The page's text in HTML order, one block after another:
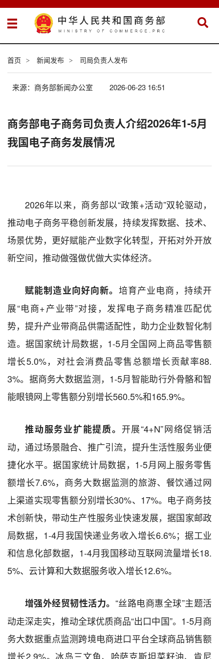
首页 > 新闻发布 > 司局负责人发布
来源：商务部新闻办公室 2026-06-23 16:51
商务部电子商务司负责人介绍2026年1-5月
我国电子商务发展情况
2026年以来，商务部以“政策+活动”双轮驱动，
推动电子商务平稳创新发展，持续发挥数据、技术、
场景优势，更好赋能产业数字化转型，开拓对外开放
新空间，推动做强做优做大实体经济。
赋能制造业向好向新。 培育产业电商，持续开
展“电商+产业带”对接，发挥电子商务精准匹配优
势，提升产业带商品供需适配性，助力企业数智化制
造。据国家统计局数据，1-5月全国网上商品零售额
增长5.0%，对社会消费品零售总额增长贡献率88.
3%。据商务大数据监测，1-5月智能助行外骨骼和智
能眼镜网上零售额分别增长560.5%和165.9%。
推动服务业扩能提质。 开展“4+N”网络促销活
动，通过场景融合、推广引流，提升生活性服务业便
捷化水平。据国家统计局数据，1-5月网上服务零售
额增长7.6%，商务大数据监测的旅游、餐饮通过网
上渠道实现零售额分别增长30%、17%。电子商务技
术创新快，带动生产性服务业快速发展，据国家邮政
局数据，1-4月我国快递业务收入增长6.6%；据工业
和信息化部数据，1-4月我国移动互联网流量增长18.
5%、云计算和大数据服务收入增长12.6%。
增强外经贸韧性活力。 “丝路电商惠全球”主题活
动走深走实，推动全球优质商品“出口中国”。1-5月商
务大数据重点监测跨境电商进口平台全球商品销售额
增长2.9%。冰岛三文鱼、哈萨克斯坦菜籽油、肯尼